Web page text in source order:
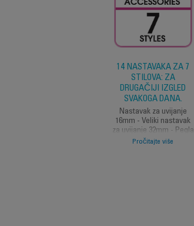
14 NASTAVAKA ZA 7
STILOVA: ZA
DRUGAČIJI IZGLED
SVAKOGA DANA.
Nastavak za uvijanje
16mm - Veliki nastavak
za uvijanje 32mm - Pegla
za kosu - Spirala -
Pročitajte više